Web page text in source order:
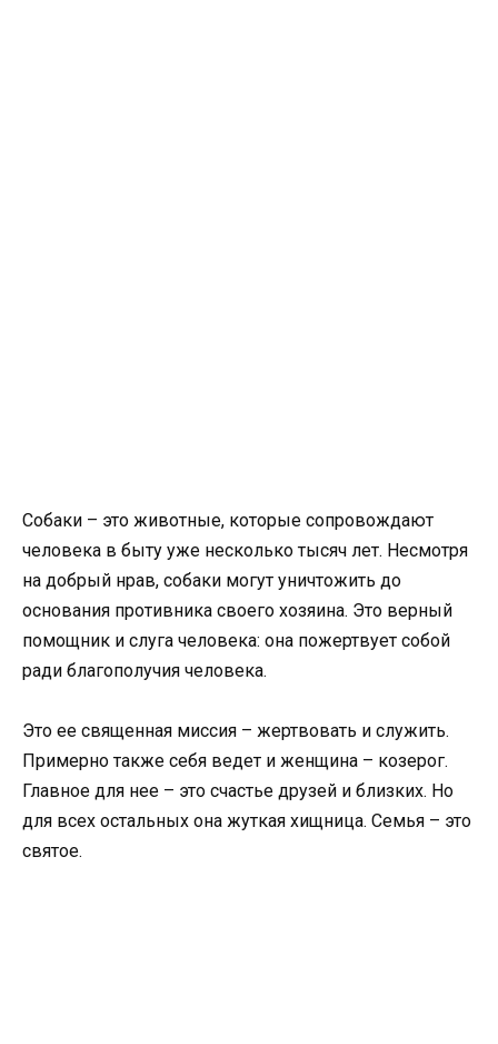
Собаки – это животные, которые сопровождают
человека в быту уже несколько тысяч лет. Несмотря
на добрый нрав, собаки могут уничтожить до
основания противника своего хозяина. Это верный
помощник и слуга человека: она пожертвует собой
ради благополучия человека.
Это ее священная миссия – жертвовать и служить.
Примерно также себя ведет и женщина – козерог.
Главное для нее – это счастье друзей и близких. Но
для всех остальных она жуткая хищница. Семья – это
святое.